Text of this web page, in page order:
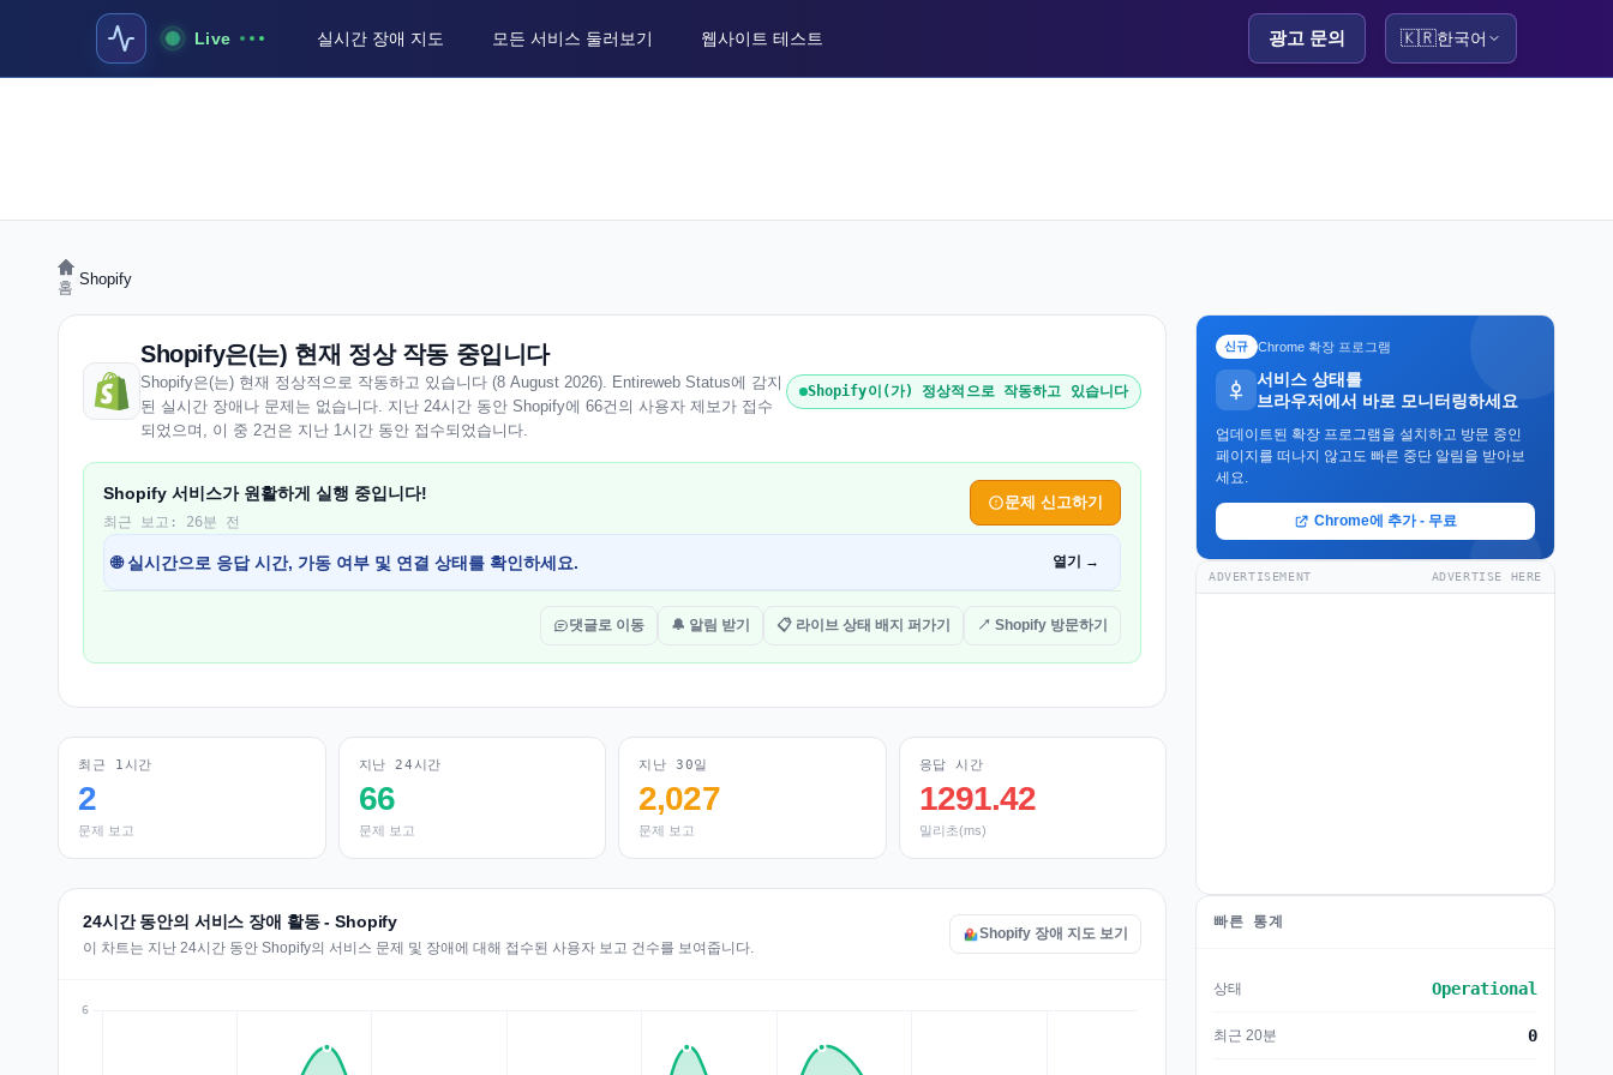
Live 실시간 장애 지도 모든 서비스 둘러보기 웹사이트 테스트 광고 문의 🇰🇷한국어
홈 Shopify
Shopify은(는) 현재 정상 작동 중입니다
Shopify은(는) 현재 정상적으로 작동하고 있습니다 (8 August 2026). Entireweb Status에 감지
된 실시간 장애나 문제는 없습니다. 지난 24시간 동안 Shopify에 66건의 사용자 제보가 접수
되었으며, 이 중 2건은 지난 1시간 동안 접수되었습니다.
Shopify이(가) 정상적으로 작동하고 있습니다
Shopify 서비스가 원활하게 실행 중입니다!
최근 보고: 26분 전
문제 신고하기
🌐 실시간으로 응답 시간, 가동 여부 및 연결 상태를 확인하세요. 열기 →
댓글로 이동 🔔 알림 받기 📋 라이브 상태 배지 퍼가기 ↗ Shopify 방문하기
최근 1시간
2
문제 보고
지난 24시간
66
문제 보고
지난 30일
2,027
문제 보고
응답 시간
1291.42
밀리초(ms)
24시간 동안의 서비스 장애 활동 - Shopify
이 차트는 지난 24시간 동안 Shopify의 서비스 문제 및 장애에 대해 접수된 사용자 보고 건수를 보여줍니다.
Shopify 장애 지도 보기
신규 Chrome 확장 프로그램
서비스 상태를
브라우저에서 바로 모니터링하세요
업데이트된 확장 프로그램을 설치하고 방문 중인
페이지를 떠나지 않고도 빠른 중단 알림을 받아보
세요.
Chrome에 추가 - 무료
ADVERTISEMENT ADVERTISE HERE
빠른 통계
상태 Operational
최근 20분 0